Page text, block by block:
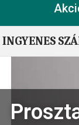
INGYENES